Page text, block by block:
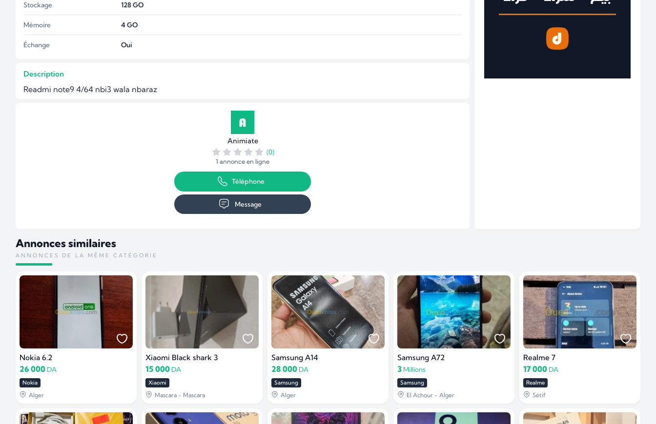
Stockage 128GO
Mémoire 4GO
Échange Oui
Description
Readmi note9 4/64 nbi3 wala nbaraz
Animiate
(0)
1 annonce en ligne
Téléphone
Message
Annonces similaires
ANNONCES DE LA MÊME CATÉGORIE
Nokia 6.2
26 000 DA
Nokia
Alger
Xiaomi Black shark 3
15 000 DA
Xiaomi
Mascara - Mascara
Samsung A14
28 000 DA
Samsung
Alger
Samsung A72
3 Millions
Samsung
El Achour - Alger
Realme 7
17 000 DA
Realme
Sétif